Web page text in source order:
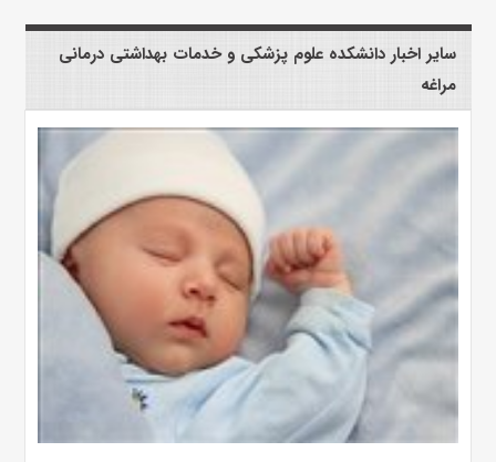
سایر اخبار دانشکده علوم پزشکی و خدمات بهداشتی درمانی
مراغه